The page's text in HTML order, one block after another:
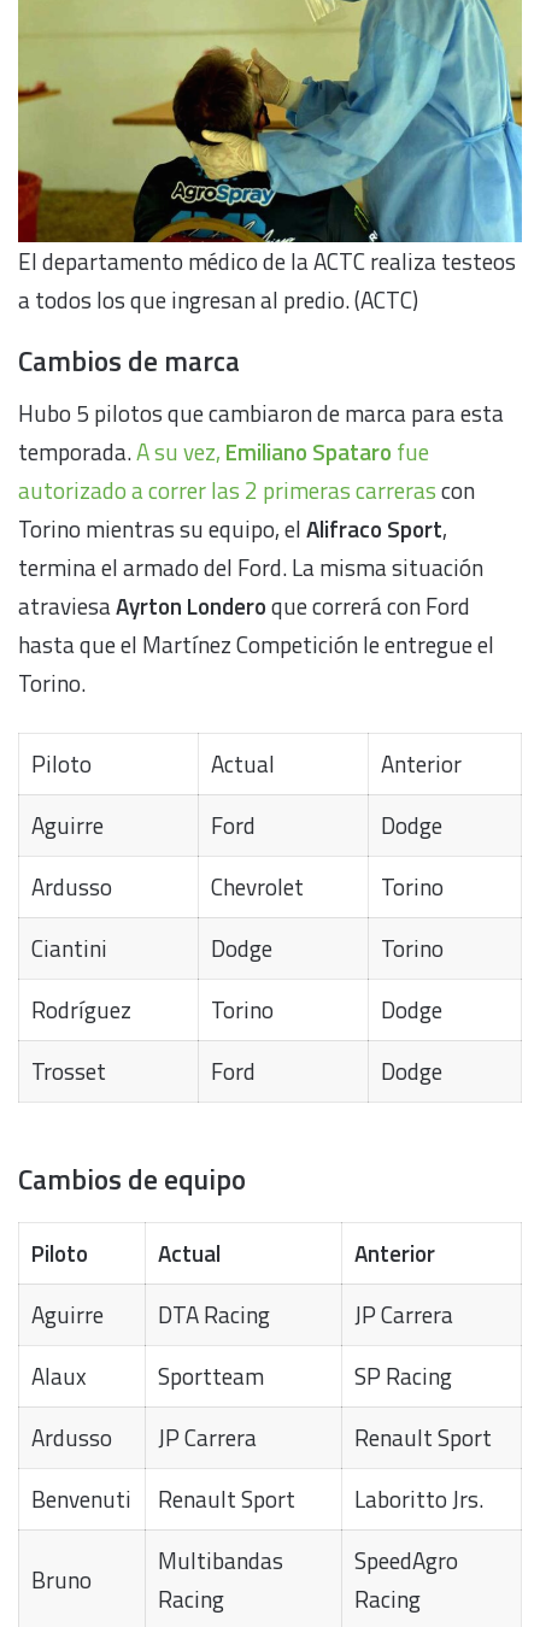
El departamento médico de la ACTC realiza testeos
a todos los que ingresan al predio. (ACTC)
Cambios de marca
Hubo 5 pilotos que cambiaron de marca para esta
temporada.A su vez, Emiliano Spataro fue
autorizado a correr las 2 primeras carrerascon
Torino mientras su equipo, elAlifraco Sport,
termina el armado del Ford. La misma situación
atraviesaAyrton Londeroque correrá con Ford
hasta que el Martínez Competición le entregue el
Torino.
Piloto Actual
Anterior
Aguirre
Ford
Dodge
Ardusso
Chevrolet
Torino
Ciantini
Dodge
Torino
Rodríguez
Torino
Dodge
Trosset
Ford Dodge
Cambios de equipo
Piloto Actual
Anterior
Aguirre
DTA Racing
JP Carrera
Alaux
Sportteam
SP Racing
Ardusso
JP Carrera
Renault Sport
Benvenuti
Renault Sport Laboritto Jrs.
Bruno
Multibandas
Racing
SpeedAgro
Racing